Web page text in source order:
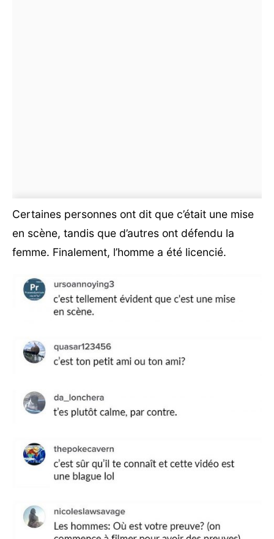
Certaines personnes ont dit que c’était une mise
en scène, tandis que d’autres ont défendu la
femme. Finalement, l’homme a été licencié.